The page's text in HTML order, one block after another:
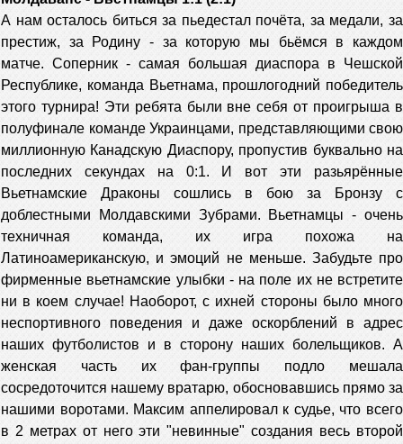
А нам осталось биться за пьедестал почёта, за медали, за
престиж, за Родину - за которую мы бьёмся в каждом
матче. Соперник - самая большая диаспора в Чешской
Республике, команда Вьетнама, прошлогодний победитель
этого турнира! Эти ребята были вне себя от проигрыша в
полуфинале команде Украинцами, представляющими свою
миллионную Канадскую Диаспору, пропустив буквально на
последних секундах на 0:1. И вот эти разьярённые
Вьетнамские Драконы сошлись в бою за Бронзу с
доблестными Молдавскими Зубрами. Вьетнамцы - очень
техничная команда, их игра похожа на
Латиноамериканскую, и эмоций не меньше. Забудьте про
фирменные вьетнамские улыбки - на поле их не встретите
ни в коем случае! Наоборот, с ихней стороны было много
неспортивного поведения и даже оскорблений в адрес
наших футболистов и в сторону наших болельщиков. А
женская часть их фан-группы подло мешала
сосредоточится нашему вратарю, обосновавшись прямо за
нашими воротами. Максим аппелировал к судье, что всего
в 2 метрах от него эти "невинные" создания весь второй